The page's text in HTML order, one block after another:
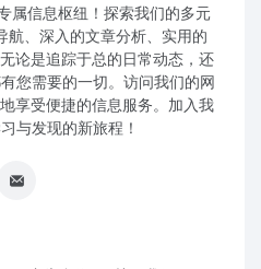
属信息枢纽！探索我们的多元
航、深入的文章分析、实用的
论是追踪于总的日常动态，还
您需要的一切。访问我们的网
享受便捷的信息服务。加入我
与发现的新旅程！